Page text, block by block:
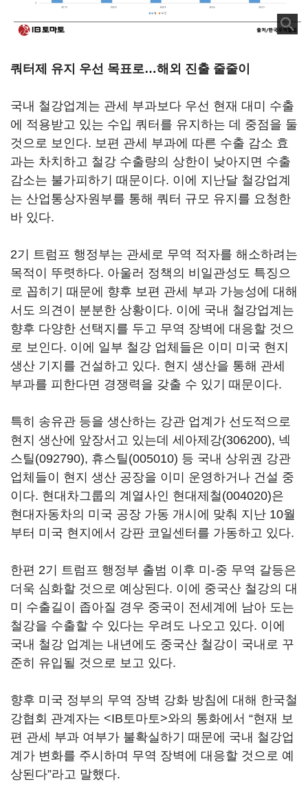
쿼터제 유지 우선 목표로…해외 진출 줄줄이
국내 철강업계는 관세 부과보다 우선 현재 대미 수출
에 적용받고 있는 수입 쿼터를 유지하는 데 중점을 둘
것으로 보인다. 보편 관세 부과에 따른 수출 감소 효
과는 차치하고 철강 수출량의 상한이 낮아지면 수출
감소는 불가피하기 때문이다. 이에 지난달 철강업계
는 산업통상자원부를 통해 쿼터 규모 유지를 요청한
바 있다.
2기 트럼프 행정부는 관세로 무역 적자를 해소하려는
목적이 뚜렷하다. 아울러 정책의 비일관성도 특징으
로 꼽히기 때문에 향후 보편 관세 부과 가능성에 대해
서도 의견이 분분한 상황이다. 이에 국내 철강업계는
향후 다양한 선택지를 두고 무역 장벽에 대응할 것으
로 보인다. 이에 일부 철강 업체들은 이미 미국 현지
생산 기지를 건설하고 있다. 현지 생산을 통해 관세
부과를 피한다면 경쟁력을 갖출 수 있기 때문이다.
특히 송유관 등을 생산하는 강관 업계가 선도적으로
현지 생산에 앞장서고 있는데 세아제강(306200), 넥
스틸(092790), 휴스틸(005010) 등 국내 상위권 강관
업체들이 현지 생산 공장을 이미 운영하거나 건설 중
이다. 현대차그룹의 계열사인 현대제철(004020)은
현대자동차의 미국 공장 가동 개시에 맞춰 지난 10월
부터 미국 현지에서 강판 코일센터를 가동하고 있다.
한편 2기 트럼프 행정부 출범 이후 미-중 무역 갈등은
더욱 심화할 것으로 예상된다. 이에 중국산 철강의 대
미 수출길이 좁아질 경우 중국이 전세계에 남아 도는
철강을 수출할 수 있다는 우려도 나오고 있다. 이에
국내 철강 업계는 내년에도 중국산 철강이 국내로 꾸
준히 유입될 것으로 보고 있다.
향후 미국 정부의 무역 장벽 강화 방침에 대해 한국철
강협회 관계자는 <IB토마토>와의 통화에서 “현재 보
편 관세 부과 여부가 불확실하기 때문에 국내 철강업
계가 변화를 주시하며 무역 장벽에 대응할 것으로 예
상된다”라고 말했다.